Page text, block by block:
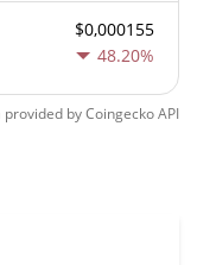
$0,000155
48.20%
provided byCoingeckoAPI